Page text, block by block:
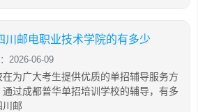
川邮电职业技术学院的有多少
2026-06-09
为广大考生提供优质的单招辅导服务方
过成都普华单招培训学校的辅导，有多
川邮